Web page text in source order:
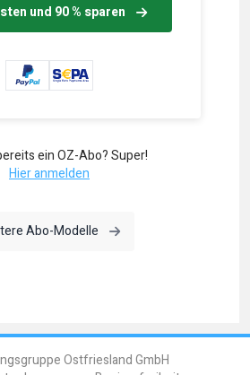
und 90 % sparen
ein OZ-Abo? Super!
Hier anmelden
Abo-Modelle
Ostfriesland GmbH